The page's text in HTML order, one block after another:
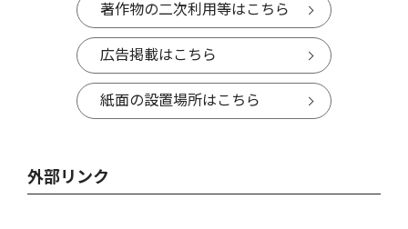
著作物の二次利用等はこちら
広告掲載はこちら
紙面の設置場所はこちら
外部リンク